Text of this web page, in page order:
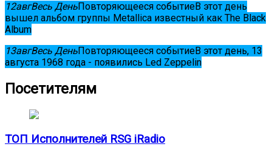
12авгВесь ДеньПовторяющееся событиеВ этот день
вышел альбом группы Metallica известный как The Black
Album
13авгВесь ДеньПовторяющееся событиеВ этот день, 13
августа 1968 года - появились Led Zeppelin
Посетителям
ТОП Исполнителей RSG iRadio